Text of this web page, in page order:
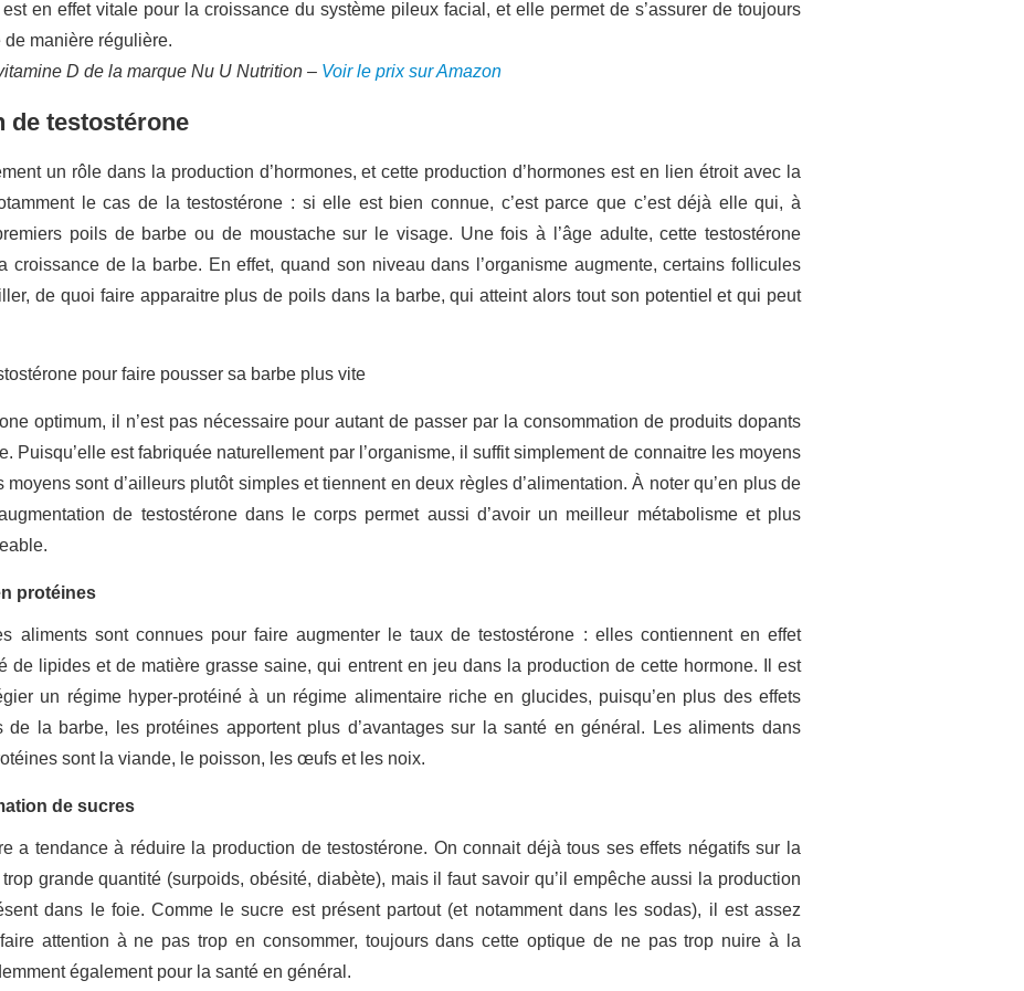
en effet vitale pour la croissance du système pileux facial, et elle permet de s’assurer de toujours
manière régulière.
D de la marque Nu U Nutrition – Voir le prix sur Amazon
de testostérone
un rôle dans la production d’hormones, et cette production d’hormones est en lien étroit avec la
le cas de la testostérone : si elle est bien connue, c’est parce que c’est déjà elle qui, à
poils de barbe ou de moustache sur le visage. Une fois à l’âge adulte, cette testostérone
de la barbe. En effet, quand son niveau dans l’organisme augmente, certains follicules
de quoi faire apparaitre plus de poils dans la barbe, qui atteint alors tout son potentiel et qui peut
optimum, il n’est pas nécessaire pour autant de passer par la consommation de produits dopants
Puisqu’elle est fabriquée naturellement par l’organisme, il suffit simplement de connaitre les moyens
sont d’ailleurs plutôt simples et tiennent en deux règles d’alimentation. À noter qu’en plus de
de testostérone dans le corps permet aussi d’avoir un meilleur métabolisme et plus
protéines
aliments sont connues pour faire augmenter le taux de testostérone : elles contiennent en effet
de lipides et de matière grasse saine, qui entrent en jeu dans la production de cette hormone. Il est
un régime hyper-protéiné à un régime alimentaire riche en glucides, puisqu’en plus des effets
de la barbe, les protéines apportent plus d’avantages sur la santé en général. Les aliments dans
sont la viande, le poisson, les œufs et les noix.
de sucres
a tendance à réduire la production de testostérone. On connait déjà tous ses effets négatifs sur la
grande quantité (surpoids, obésité, diabète), mais il faut savoir qu’il empêche aussi la production
dans le foie. Comme le sucre est présent partout (et notamment dans les sodas), il est assez
attention à ne pas trop en consommer, toujours dans cette optique de ne pas trop nuire à la
également pour la santé en général.